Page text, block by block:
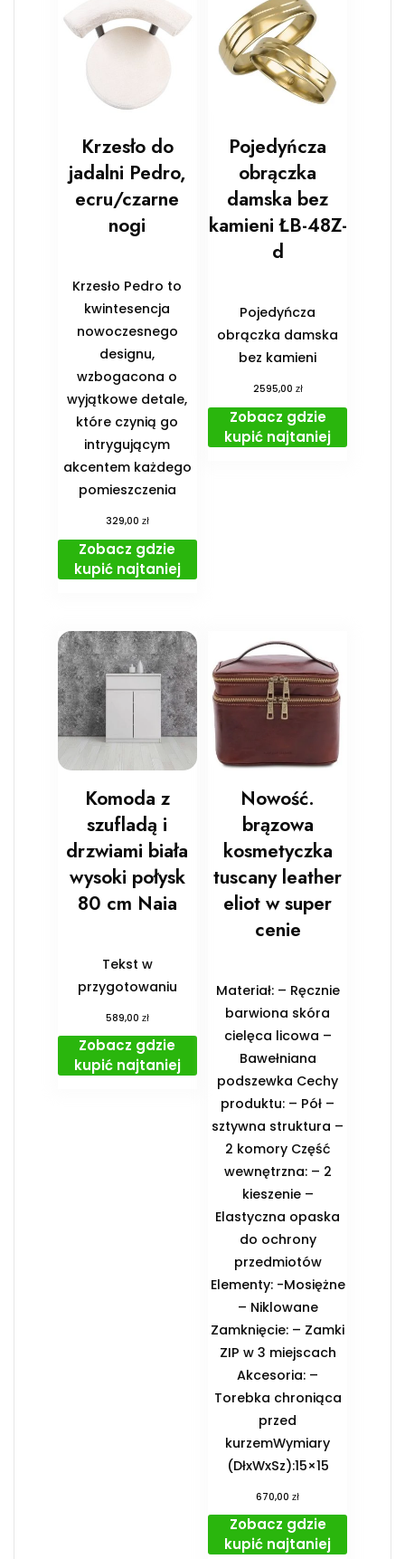
Krzesło do
jadalni Pedro,
ecru/czarne
nogi
Krzesło Pedro to
kwintesencja
nowoczesnego
designu,
wzbogacona o
wyjątkowe detale,
które czynią go
intrygującym
akcentem każdego
pomieszczenia
329,00 zł
Zobacz gdzie
kupić najtaniej
Pojedyńcza
obrączka
damska bez
kamieni ŁB-48Z-
d
Pojedyńcza
obrączka damska
bez kamieni
2595,00 zł
Zobacz gdzie
kupić najtaniej
Komoda z
szufladą i
drzwiami biała
wysoki połysk
80 cm Naia
Tekst w
przygotowaniu
589,00 zł
Zobacz gdzie
kupić najtaniej
Nowość.
brązowa
kosmetyczka
tuscany leather
eliot w super
cenie
Materiał: – Ręcznie
barwiona skóra
cielęca licowa –
Bawełniana
podszewka Cechy
produktu: – Pół –
sztywna struktura –
2 komory Część
wewnętrzna: – 2
kieszenie –
Elastyczna opaska
do ochrony
przedmiotów
Elementy: -Mosiężne
– Niklowane
Zamknięcie: – Zamki
ZIP w 3 miejscach
Akcesoria: –
Torebka chroniąca
przed
kurzemWymiary
(DłxWxSz):15×15
670,00zł
Zobacz gdzie
kupić najtaniej